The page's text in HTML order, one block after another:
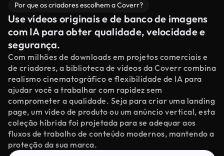
Por que os criadores escolhem a Coverr?
Use vídeos originais e de banco de imagens
com IA para obter qualidade, velocidade e
segurança.
Com milhões de downloads em projetos comerciais e
de criadores, a biblioteca de vídeos da Coverr combina
realismo cinematográfico e flexibilidade de IA para
ajudar você a trabalhar com rapidez sem
comprometer a qualidade. Seja para criar uma landing
page, um vídeo de produto ou um anúncio vertical, esta
coleção híbrida foi projetada para se adequar aos
fluxos de trabalho de conteúdo modernos, mantendo a
proteção da sua marca.